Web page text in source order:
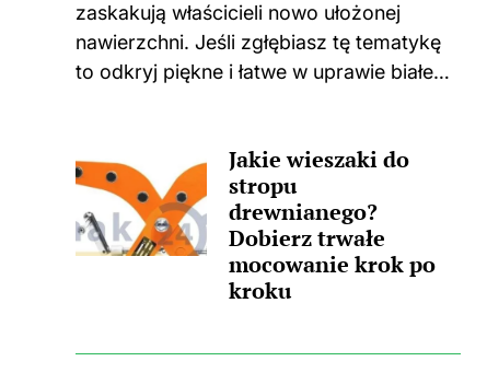
zaskakują właścicieli nowo ułożonej
nawierzchni. Jeśli zgłębiasz tę tematykę
to odkryj piękne i łatwe w uprawie białe
sytuacjami, w których świeżo położona
kostka zaczyna...
Jakie wieszaki do
stropu
drewnianego?
Dobierz trwałe
mocowanie krok po
kroku